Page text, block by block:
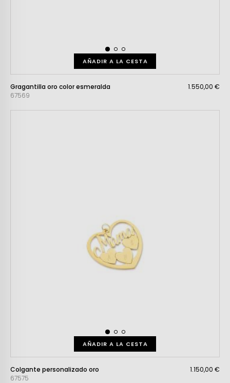
AÑADIR A LA CESTA
Gragantilla oro color esmeralda
67569
1.550,00 €
AÑADIR A LA CESTA
Colgante personalizado oro
67575
1.150,00 €